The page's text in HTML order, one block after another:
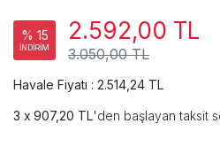
% 15
İNDİRİM 3.050,00 TL
2.592,00 TL
Havale Fiyatı : 2.514,24 TL
907,20 TL'den başlayan taksit